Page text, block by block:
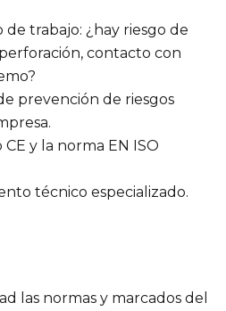
trabajo: ¿hay riesgo de
contacto con
prevención de riesgos
y la norma EN ISO
técnico especializado.
las normas y marcados del